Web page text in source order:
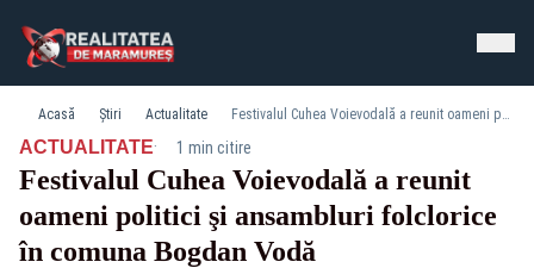
Acasă Știri Actualitate Festivalul Cuhea Voievodală a reunit oameni politici şi ansambluri folclorice în comuna Bogdan Vodă
ACTUALITATE· 1 min citire
Festivalul Cuhea Voievodală a reunit
oameni politici şi ansambluri folclorice
în comuna Bogdan Vodă